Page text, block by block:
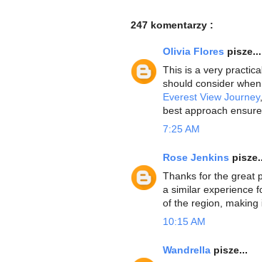
247 komentarzy :
Olivia Flores pisze...
This is a very
should consider
Everest View Journey
best approach
7:25 AM
Rose Jenkins
Thanks for the great
a similar experience
of the region, making
10:15 AM
Wandrella pisze...